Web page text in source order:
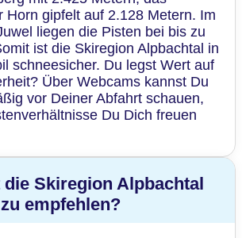
Horn gipfelt auf 2.128 Metern. Im
liegen die Pisten bei bis zu
ist die Skiregion Alpbachtal in
schneesicher. Du legst Wert auf
Über Webcams kannst Du
vor Deiner Abfahrt schauen,
Du Dich freuen
Skiregion Alpbachtal
empfehlen?